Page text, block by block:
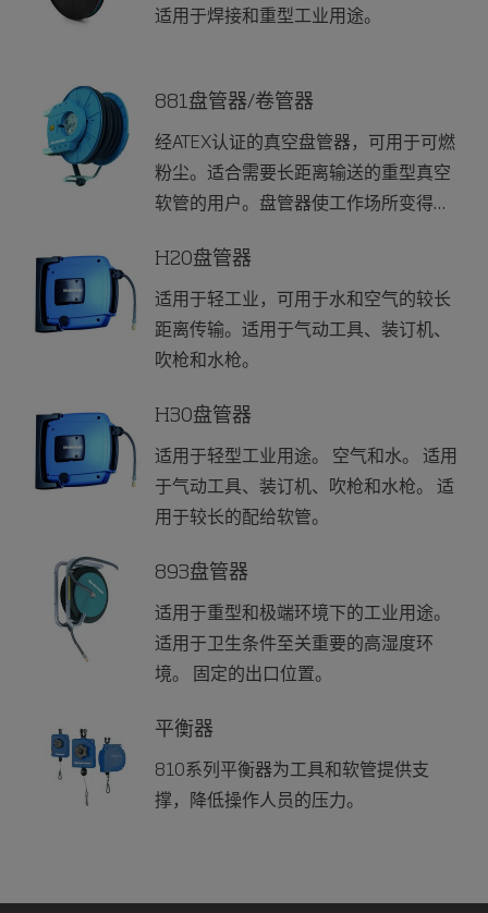
适用于焊接和重型工业用途。
881盘管器/卷管器
经ATEX认证的真空盘管器，可用于可燃
粉尘。适合需要长距离输送的重型真空
软管的用户。盘管器使工作场所变得整
H20盘管器
适用于轻工业，可用于水和空气的较长
距离传输。适用于气动工具、装订机、
吹枪和水枪。
H30盘管器
适用于轻型工业用途。 空气和水。 适用
于气动工具、装订机、吹枪和水枪。 适
用于较长的配给软管。
893盘管器
适用于重型和极端环境下的工业用途。
适用于卫生条件至关重要的高湿度环
境。 固定的出口位置。
平衡器
810系列平衡器为工具和软管提供支
撑，降低操作人员的压力。